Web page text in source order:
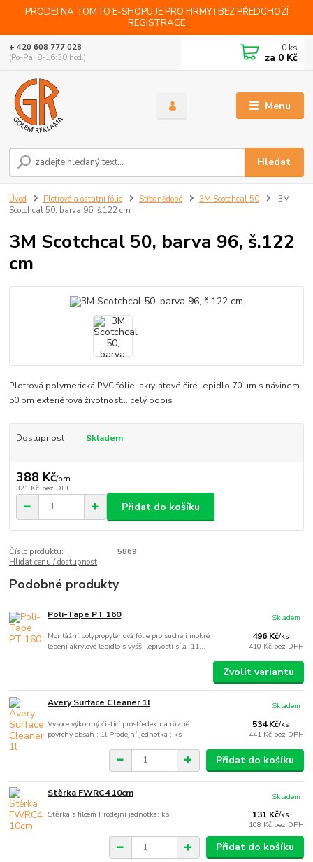
PRODEJ NA TOMTO E-SHOPU JE PRO FIRMY I BEZ PŘEDCHOZÍ
REGISTRACE
Menu
Hledat
+ 420 608 777 028
(Po-Pá, 8-16:30 hod.)
0 ks
za 0 Kč
Úvod Plotrové a ostatní fólie Střednědobé 3M Scotchcal 50
3M
Scotchcal 50, barva 96, š.122 cm
3M Scotchcal 50, barva 96, š.122
cm
Plotrová polymerická PVC fólie akrylátové čiré lepidlo 70 µm s návinem
50 bm exteriérová životnost... celý popis
Dostupnost Skladem
388 Kč/bm
321 Kč bez DPH
Přidat do košíku
Číslo produktu:
5869
Hlídat cenu / dostupnost
Podobné produkty
Poli-Tape PT 160
Montážní polypropylénová fólie pro suché i mokré
lepení akrylové lepidlo s vyšši lepivostí síla 11...
496 Kč/ks
410 Kč bez DPH
Skladem
Zvolit variantu
Avery Surface Cleaner 1l
Vysoce výkonný čisticí prostředek na různé
povrchy obsah : 1l Prodejní jednotka : ks
534 Kč/ks
441 Kč bez DPH
Skladem
Přidat do košíku
Stěrka FWRC4 10cm
Stěrka s filcem Prodejní jednotka: ks 131 Kč/ks
108 Kč bez DPH
Skladem
Přidat do košíku